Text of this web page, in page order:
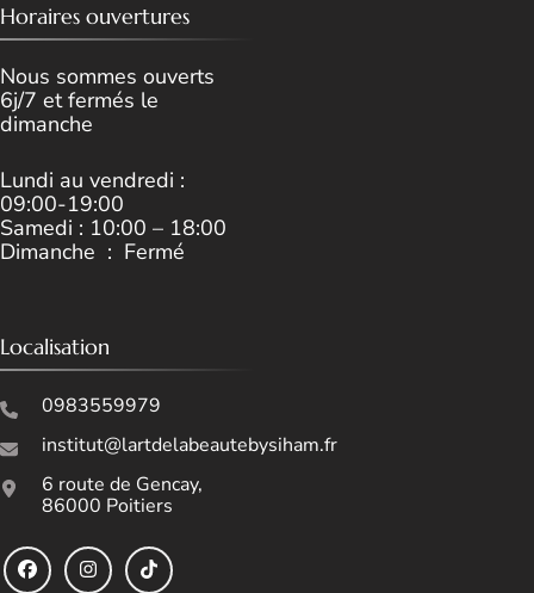
Horaires ouvertures
Nous sommes ouverts
6j/7 et fermés le
dimanche
Lundi au vendredi :
09:00-19:00
Samedi : 10:00 – 18:00
Dimanche : Fermé
Localisation
0983559979
institut@lartdelabeautebysiham.fr
6 route de Gencay,
86000 Poitiers